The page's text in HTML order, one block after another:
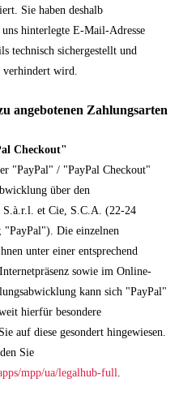
Sie haben deshalb
hinterlegte E-Mail-Adresse
technisch sichergestellt und
verhindert wird.
angebotenen Zahlungsarten
Checkout"
"PayPal" / "PayPal Checkout"
über den
S.à.r.l. et Cie, S.C.A. (22-24
Die einzelnen
unter einer entsprechend
sowie im Online-
kann sich "PayPal"
hierfür besondere
auf diese gesondert hingewiesen.
Sie
mpp/ua/legalhub-full.